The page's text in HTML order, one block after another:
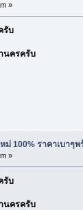
»
รับ
นครครับ
ม่ 100% ราคาเบาๆ
»
รับ
นครครับ